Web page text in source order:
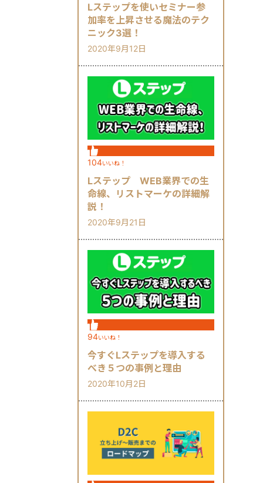
Lステップを使いセミナー参
加率を上昇させる魔法のテク
ニック3選！
2020年9月12日
104いいね！
Lステップ WEB業界での生
命線、リストマーケの詳細解
説！
2020年9月21日
94いいね！
今すぐLステップを導入する
べき５つの事例と理由
2020年10月2日